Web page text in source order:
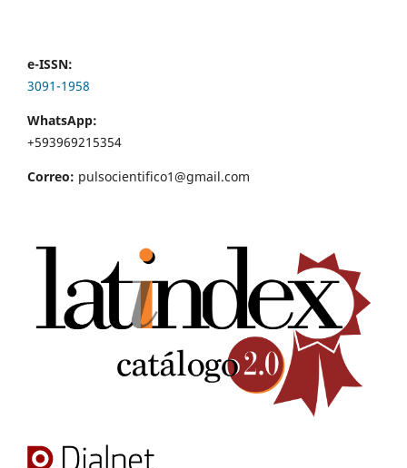
e-ISSN:
3091-1958
WhatsApp:
+593969215354
Correo: pulsocientifico1@gmail.com